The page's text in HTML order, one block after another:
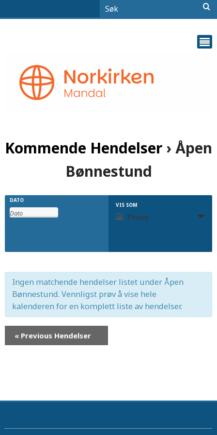
Kommende Hendelser › Åpen
Bønnestund
Hendelser
Search
Views
Navigation
Hendelser
Search
DATO
Hendelse
VIS SOM
Photo
Ingen matchende hendelser listet under Åpen
Bønnestund. Vennligst prøv å vise hele
kalenderen for en komplett liste av hendelser.
« Previous Hendelser